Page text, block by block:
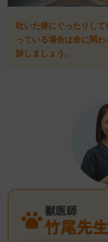
吐いた後にぐったりし
っている場合は命に関
診しましょう。